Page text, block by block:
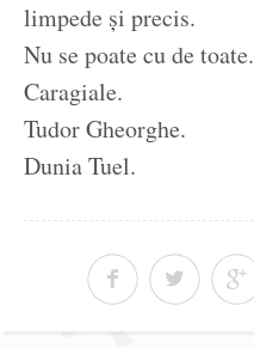
limpede și precis.
Nu se poate cu de toate.
Caragiale.
Tudor Gheorghe.
Dunia Tuel.